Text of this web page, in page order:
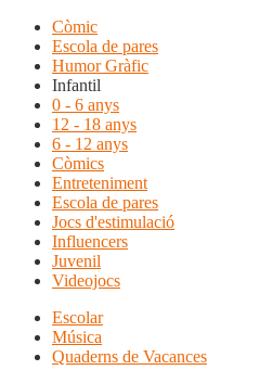
Còmic
Escola de pares
Humor Gràfic
Infantil
0 - 6 anys
12 - 18 anys
6 - 12 anys
Còmics
Entreteniment
Escola de pares
Jocs d'estimulació
Influencers
Juvenil
Videojocs
Escolar
Música
Quaderns de Vacances